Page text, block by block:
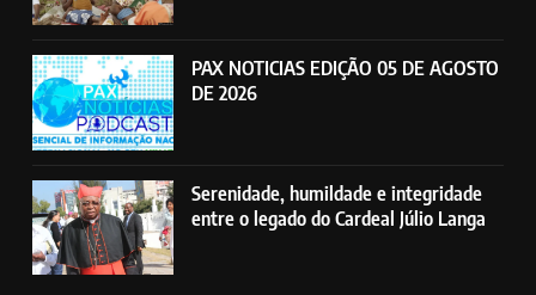
PAX NOTICIAS EDIÇÃO 05 DE AGOSTO
DE 2026
Serenidade, humildade e integridade
entre o legado do Cardeal Júlio Langa